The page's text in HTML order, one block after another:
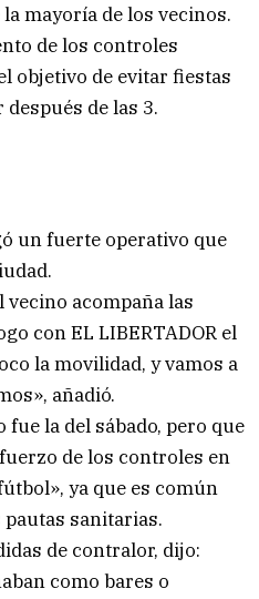
mayoría de los vecinos.
de los controles
objetivo de evitar fiestas
de las 3.
un fuerte operativo que
acompaña las
con EL LIBERTADOR el
la movilidad, y vamos a
añadió.
la del sábado, pero que
de los controles en
ya que es común
sanitarias.
de contralor, dijo:
como bares o